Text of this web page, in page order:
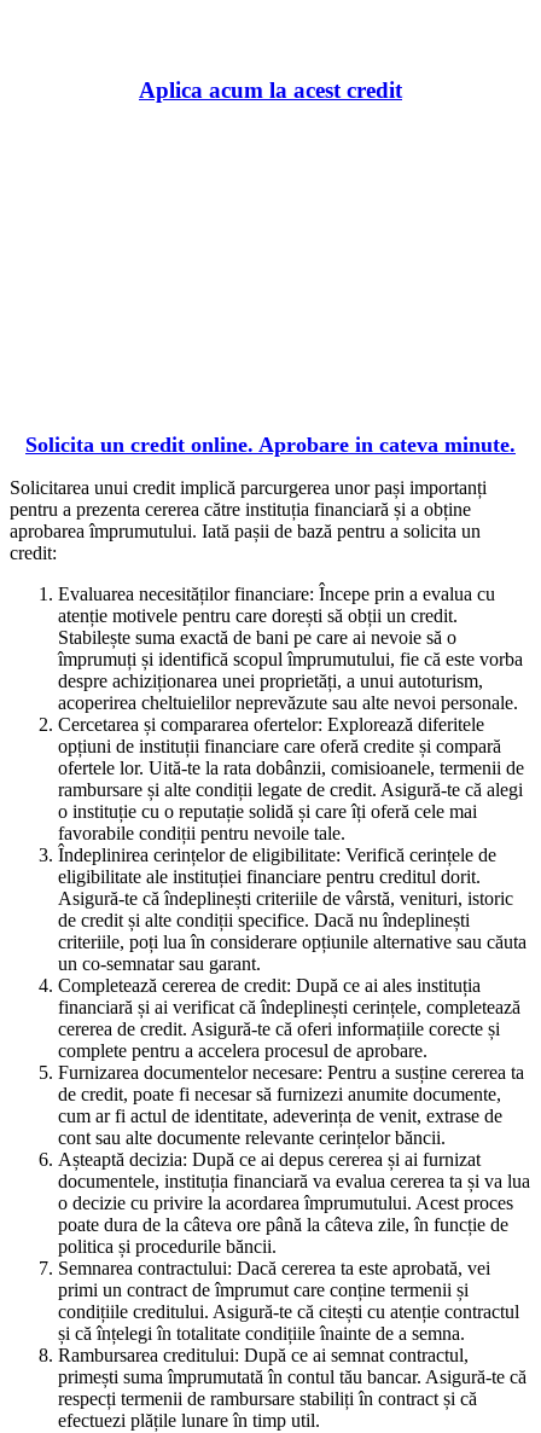
Aplica acum la acest credit
Solicita un credit online. Aprobare in cateva minute.
Solicitarea unui credit implică parcurgerea unor pași importanți
pentru a prezenta cererea către instituția financiară și a obține
aprobarea împrumutului. Iată pașii de bază pentru a solicita un
credit:
Evaluarea necesităților financiare: Începe prin a evalua cu
atenție motivele pentru care dorești să obții un credit.
Stabilește suma exactă de bani pe care ai nevoie să o
împrumuți și identifică scopul împrumutului, fie că este vorba
despre achiziționarea unei proprietăți, a unui autoturism,
acoperirea cheltuielilor neprevăzute sau alte nevoi personale.
Cercetarea și compararea ofertelor: Explorează diferitele
opțiuni de instituții financiare care oferă credite și compară
ofertele lor. Uită-te la rata dobânzii, comisioanele, termenii de
rambursare și alte condiții legate de credit. Asigură-te că alegi
o instituție cu o reputație solidă și care îți oferă cele mai
favorabile condiții pentru nevoile tale.
Îndeplinirea cerințelor de eligibilitate: Verifică cerințele de
eligibilitate ale instituției financiare pentru creditul dorit.
Asigură-te că îndeplinești criteriile de vârstă, venituri, istoric
de credit și alte condiții specifice. Dacă nu îndeplinești
criteriile, poți lua în considerare opțiunile alternative sau căuta
un co-semnatar sau garant.
Completează cererea de credit: După ce ai ales instituția
financiară și ai verificat că îndeplinești cerințele, completează
cererea de credit. Asigură-te că oferi informațiile corecte și
complete pentru a accelera procesul de aprobare.
Furnizarea documentelor necesare: Pentru a susține cererea ta
de credit, poate fi necesar să furnizezi anumite documente,
cum ar fi actul de identitate, adeverința de venit, extrase de
cont sau alte documente relevante cerințelor băncii.
Așteaptă decizia: După ce ai depus cererea și ai furnizat
documentele, instituția financiară va evalua cererea ta și va lua
o decizie cu privire la acordarea împrumutului. Acest proces
poate dura de la câteva ore până la câteva zile, în funcție de
politica și procedurile băncii.
Semnarea contractului: Dacă cererea ta este aprobată, vei
primi un contract de împrumut care conține termenii și
condițiile creditului. Asigură-te că citești cu atenție contractul
și că înțelegi în totalitate condițiile înainte de a semna.
Rambursarea creditului: După ce ai semnat contractul,
primești suma împrumutată în contul tău bancar. Asigură-te că
respecți termenii de rambursare stabiliți în contract și că
efectuezi plățile lunare în timp util.